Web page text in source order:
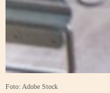
Foto: Adobe Stock